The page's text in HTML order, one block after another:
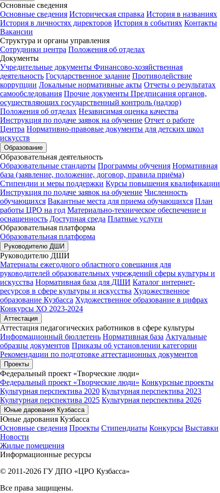
Основные сведения
Основные сведения Историческая справка История в названиях
История в личностях директоров История в событиях Контакты
Вакансии
Структура и органы управления
Сотрудники центра Положения об отделах
Документы
Учредительные документы Финансово-хозяйственная
деятельность Государственное задание Противодействие
коррупции Локальные нормативные акты Отчеты о результатах
самообследования Прочие документы Предписания органов,
осуществляющих государственный контроль (надзор)
Положения об отделах Независимая оценка качества
Инструкция по подаче заявок на обучение Отчет о работе
Центра Нормативно-правовые документы для детских школ
искусств
Образование
Образовательная деятельность
Образовательные стандарты Программы обучения Нормативная
база (заявление, положение, договор, правила приёма)
Стипендии и меры поддержки Курсы повышения квалификации
Инструкция по подаче заявок на обучение Численность
обучающихся Вакантные места для приема обучающихся План
работы ЦРО на год Материально-техническое обеспечение и
оснащенность Доступная среда Платные услуги
Образовательная платформа
Образовательная платформа
Руководителю ДШИ
Руководителю ДШИ
Материалы ежегодного областного совещания для
руководителей образовательных учреждений сферы культуры и
искусства Нормативная база для ДШИ Каталог интернет-
ресурсов в сфере культуры и искусства Художественное
образование Кузбасса Художественное образование в цифрах
Конкурсы ХО 2023-2024
Аттестация
Аттестация педагогических работников в сфере культуры
Информационный бюллетень Нормативная база Актуальные
образцы документов Приказы об установлении категории
Рекомендации по подготовке аттестационных документов
Проекты
Федеральный проект «Творческие люди»
Федеральный проект «Творческие люди» Конкурсные проекты
Культурная перспектива 2020 Культурная перспектива 2023
Культурная перспектива 2025 Культурная перспектива 2026
Юные дарования Кузбасса
Юные дарования Кузбасса
Основные сведения Проекты Стипендиаты Конкурсы Выставки
Новости
Жилые помещения
Информационные ресурсы
© 2011-2026 ГУ ДПО «ЦРО Кузбасса»
Все права защищены.